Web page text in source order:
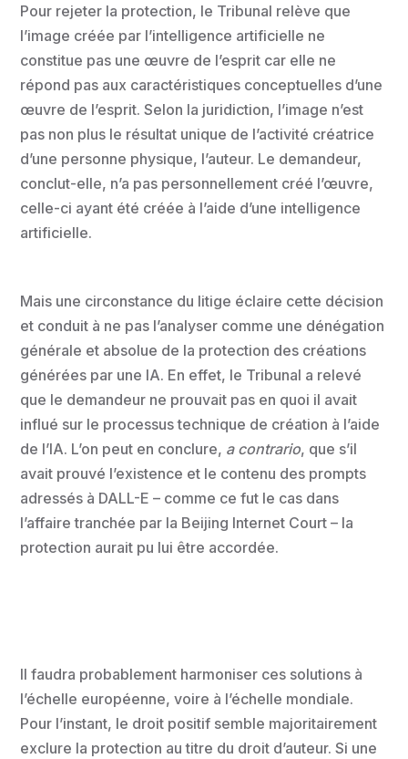
Pour rejeter la protection, le Tribunal relève que
l’image créée par l’intelligence artificielle ne
constitue pas une œuvre de l’esprit car elle ne
répond pas aux caractéristiques conceptuelles d’une
œuvre de l’esprit. Selon la juridiction, l’image n’est
pas non plus le résultat unique de l’activité créatrice
d’une personne physique, l’auteur. Le demandeur,
conclut-elle, n’a pas personnellement créé l’œuvre,
celle-ci ayant été créée à l’aide d’une intelligence
artificielle.
Mais une circonstance du litige éclaire cette décision
et conduit à ne pas l’analyser comme une dénégation
générale et absolue de la protection des créations
générées par une IA. En effet, le Tribunal a relevé
que le demandeur ne prouvait pas en quoi il avait
influé sur le processus technique de création à l’aide
de l’IA. L’on peut en conclure, a contrario, que s’il
avait prouvé l’existence et le contenu des prompts
adressés à DALL-E – comme ce fut le cas dans
l’affaire tranchée par la Beijing Internet Court – la
protection aurait pu lui être accordée.
Il faudra probablement harmoniser ces solutions à
l’échelle européenne, voire à l’échelle mondiale.
Pour l’instant, le droit positif semble majoritairement
exclure la protection au titre du droit d’auteur. Si une